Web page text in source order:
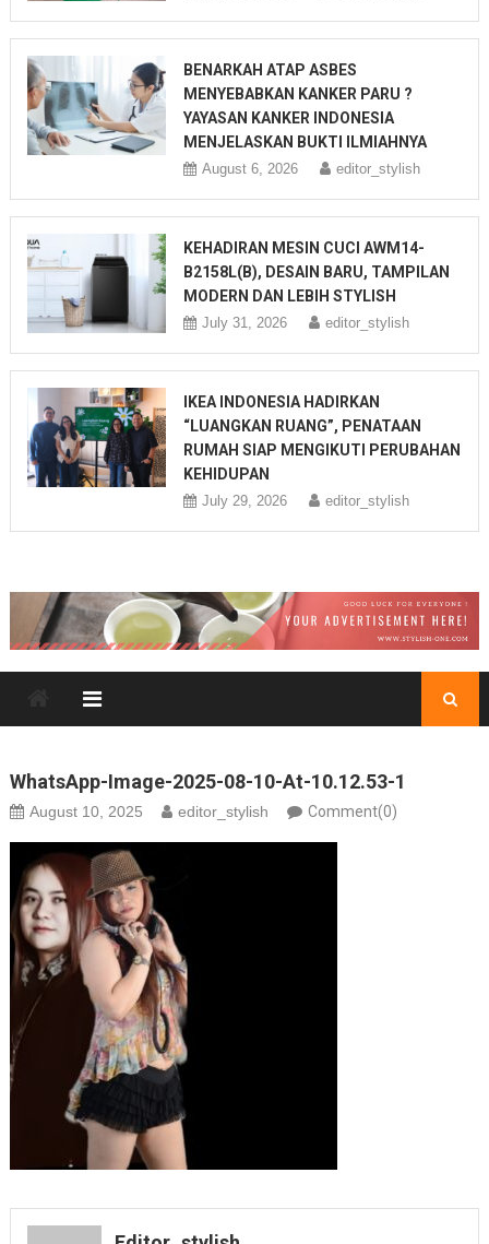
BENARKAH ATAP ASBES
MENYEBABKAN KANKER PARU ?
YAYASAN KANKER INDONESIA
MENJELASKAN BUKTI ILMIAHNYA
August 6, 2026 editor_stylish
KEHADIRAN MESIN CUCI AWM14-
B2158L(B), DESAIN BARU, TAMPILAN
MODERN DAN LEBIH STYLISH
July 31, 2026 editor_stylish
IKEA INDONESIA HADIRKAN
“LUANGKAN RUANG”, PENATAAN
RUMAH SIAP MENGIKUTI PERUBAHAN
KEHIDUPAN
July 29, 2026 editor_stylish
WhatsApp-Image-2025-08-10-At-10.12.53-1
August 10, 2025 editor_stylish Comment(0)